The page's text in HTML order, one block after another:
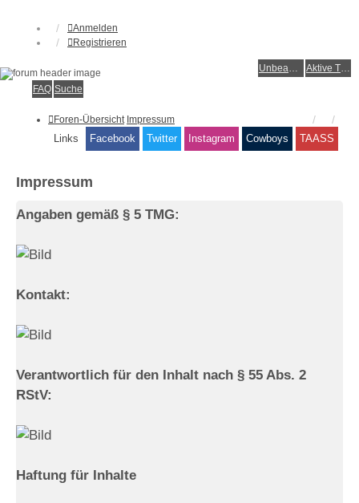
Anmelden
Registrieren
Unbeantwortete Themen
Aktive Themen
FAQ Suche
Foren-Übersicht Impressum
Links Facebook Twitter Instagram Cowboys TAASS
Impressum
Angaben gemäß § 5 TMG:
Kontakt:
Verantwortlich für den Inhalt nach § 55 Abs. 2
RStV:
Haftung für Inhalte